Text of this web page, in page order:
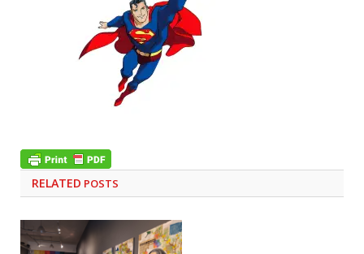
RELATED POSTS